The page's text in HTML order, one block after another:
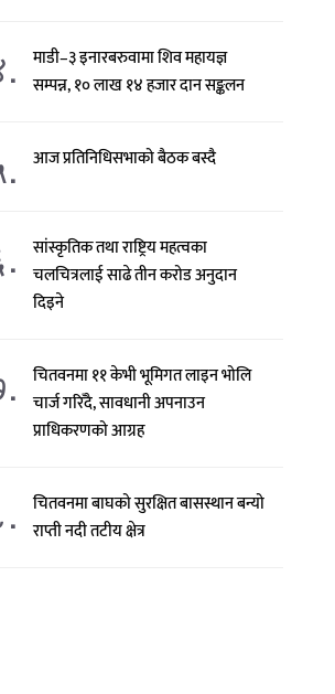
माडी–३ इनारबरुवामा शिव महायज्ञ
सम्पन्न, १० लाख १४ हजार दान सङ्कलन
आज प्रतिनिधिसभाको बैठक बस्दै
सांस्कृतिक तथा राष्ट्रिय महत्वका
चलचित्रलाई साढे तीन करोड अनुदान
दिइने
चितवनमा ११ केभी भूमिगत लाइन भोलि
चार्ज गरिँदै, सावधानी अपनाउन
प्राधिकरणको आग्रह
चितवनमा बाघको सुरक्षित बासस्थान बन्यो
राप्ती नदी तटीय क्षेत्र